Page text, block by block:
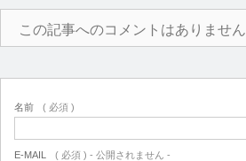
この記事へのコメントはありません
名前 ( 必須 )
E-MAIL ( 必須 ) - 公開されません -